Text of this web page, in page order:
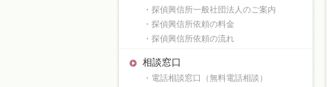
・探偵興信所一般社団法人のご案内
・探偵興信所依頼の料金
・探偵興信所依頼の流れ
相談窓口
・電話相談窓口（無料電話相談）